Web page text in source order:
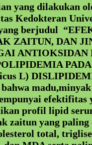
yang dilakukan
Kedokteran
berjudul
ZAITUN, DAN
ANTIOKSIDAN
L)
efektifitas
profil lipid
zaitun yang
total,